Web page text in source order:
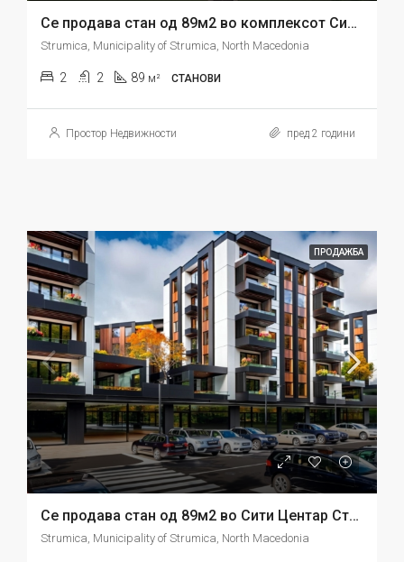
Се продава стан од 89м2 во комплексот Сити Центар Струмица
Strumica, Municipality of Strumica, North Macedonia
2 2 89 м² СТАНОВИ
Простор Недвижности пред 2 години
ПРОДАЖБА
Се продава стан од 89м2 во Сити Центар Струмица
Strumica, Municipality of Strumica, North Macedonia